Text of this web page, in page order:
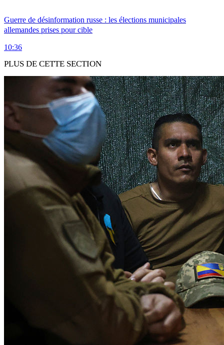
Guerre de désinformation russe : les élections municipales
allemandes prises pour cible
10:36
PLUS DE CETTE SECTION